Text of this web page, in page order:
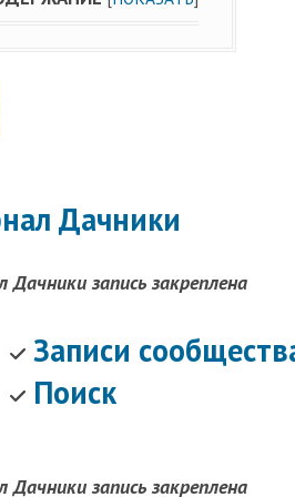
Дачники
Дачники запись закреплена
Записи
Поиск
Дачники запись закреплена